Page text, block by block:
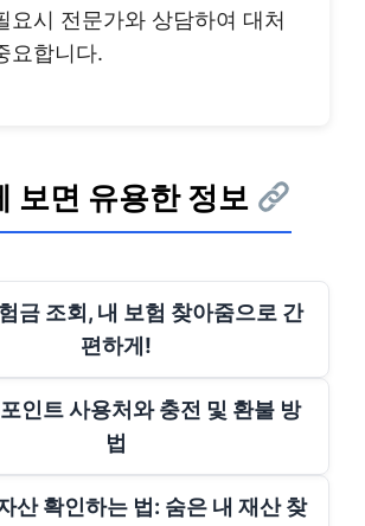
요시 전문가와 상담하여 대처
요합니다.
보면 유용한 정보
금 조회, 내 보험 찾아줌으로 간
편하게!
인트 사용처와 충전 및 환불 방
법
산 확인하는 법: 숨은 내 재산 찾